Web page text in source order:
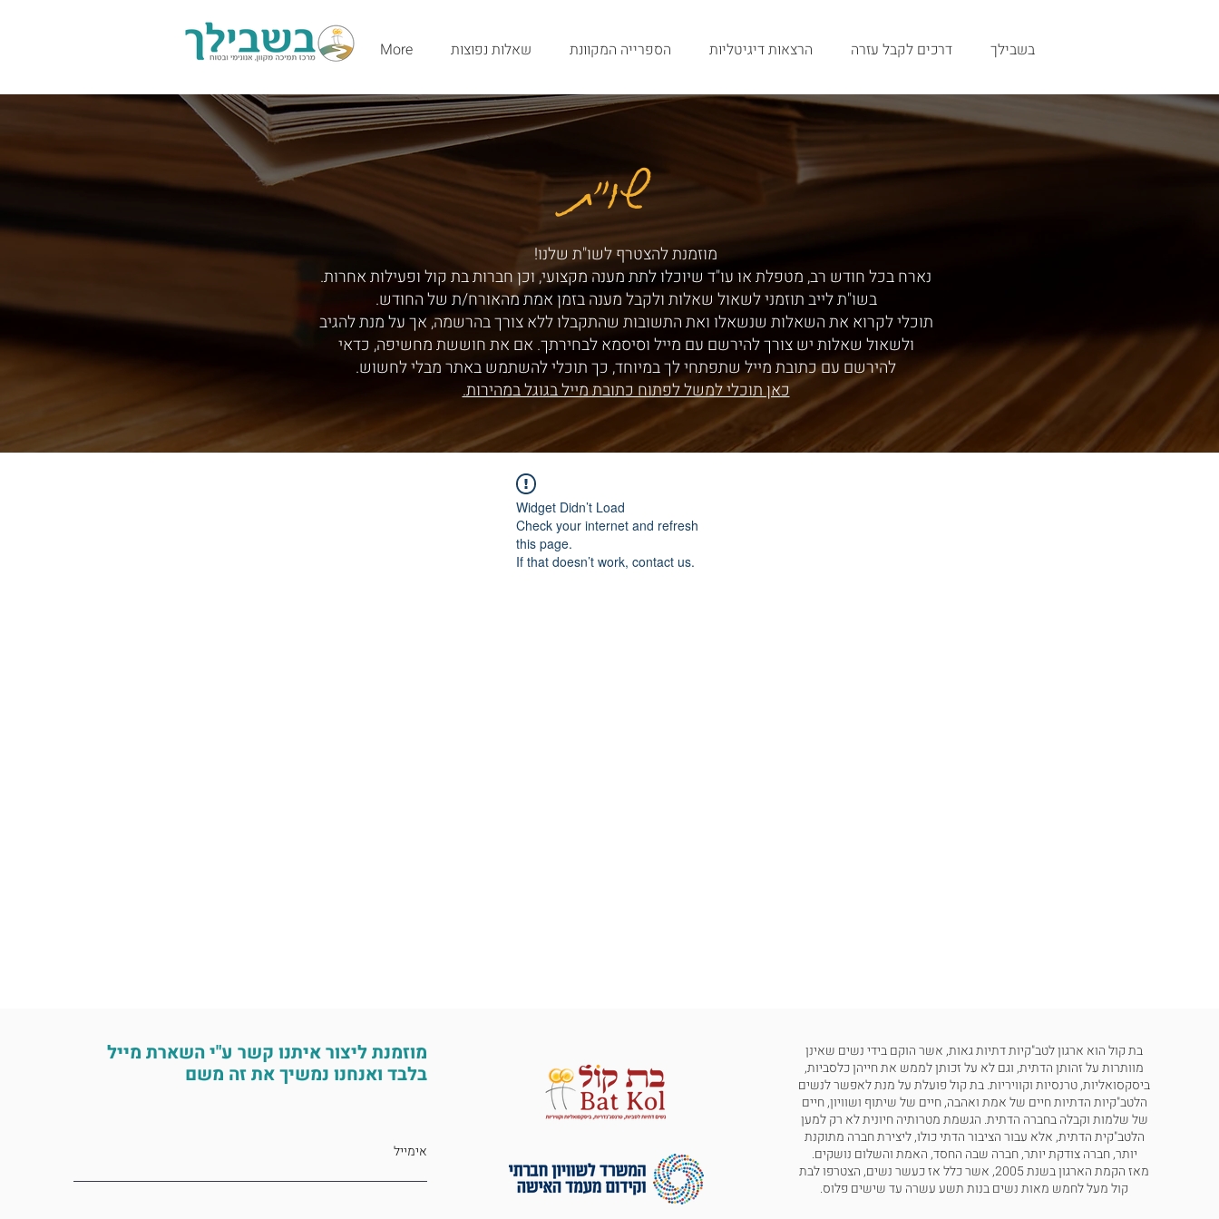
בשבילך דרכים לקבל עזרה הרצאות דיגיטליות הספרייה המקוונת שאלות נפוצות More
שו"ת
שו"ת
מוזמנת להצטרף לשו"ת שלנו!
נארח בכל חודש רב, מטפלת או עו"ד שיוכלו לתת מענה מקצועי, וכן חברות בת קול ופעילות אחרות.
בשו"ת לייב תוזמני לשאול שאלות ולקבל מענה בזמן אמת מהאורח/ת של החודש.
תוכלי לקרוא את השאלות שנשאלו ואת התשובות שהתקבלו ללא צורך בהרשמה, אך על מנת להגיב
ולשאול שאלות יש צורך להירשם עם מייל וסיסמא לבחירתך. אם את חוששת מחשיפה, כדאי
להירשם עם כתובת מייל שתפתחי לך במיוחד, כך תוכלי להשתמש באתר מבלי לחשוש.
כאן תוכלי למשל לפתוח כתובת מייל בגוגל במהירות.
Widget Didn’t Load
Check your internet and refresh
this page.
If that doesn’t work, contact us.
מוזמנת ליצור איתנו קשר ע"י השארת מייל
בלבד ואנחנו נמשיך את זה משם
בת קול הוא ארגון לטב"קיות דתיות גאות, אשר הוקם בידי נשים שאינן
מוותרות על זהותן הדתית, וגם לא על זכותן לממש את חייהן כלסביות,
ביסקסואליות, טרנסיות וקוויריות. בת קול פועלת על מנת לאפשר לנשים
הלטב"קיות הדתיות חיים של אמת ואהבה, חיים של שיתוף ושוויון, חיים
של שלמות וקבלה בחברה הדתית. הגשמת מטרותיה חיונית לא רק למען
הלטב"קית הדתית, אלא עבור הציבור הדתי כולו, ליצירת חברה מתוקנת
יותר, חברה צודקת יותר, חברה שבה החסד, האמת והשלום נושקים.
מאז הקמת הארגון בשנת 2005, אשר כלל אז כעשר נשים, הצטרפו לבת
קול מעל לחמש מאות נשים בנות תשע עשרה עד שישים פלוס.